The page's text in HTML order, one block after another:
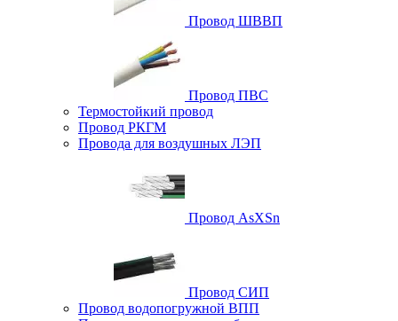
Провод ШВВП
Провод ПВС
Термостойкий провод
Провод РКГМ
Провода для воздушных ЛЭП
Провод AsXSn
Провод СИП
Провод водопогружной ВПП